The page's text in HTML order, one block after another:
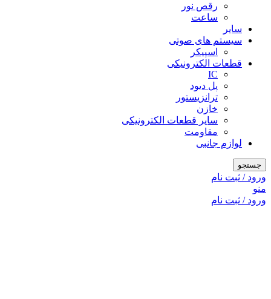
رقص نور
ساعت
سایر
سیستم های صوتی
اسپیکر
قطعات الکترونیکی
IC
پل دیود
ترانزیستور
خازن
سایر قطعات الکترونیکی
مقاومت
لوازم جانبی
جستجو
ورود / ثبت نام
منو
ورود / ثبت نام